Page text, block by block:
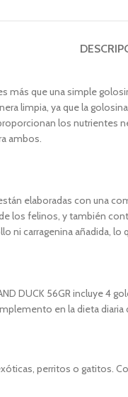
es más que una simple
limpia, ya que la
los
ambos.
están elaboradas con
los felinos, y también
carragenina añadida, lo
DUCK 56GR incluye
en la dieta
perritos o gatitos.